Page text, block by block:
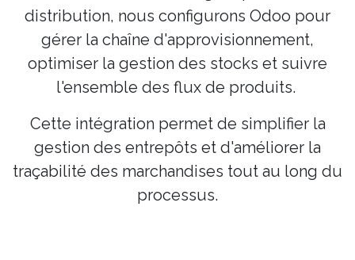
distribution, nous configurons Odoo pour
gérer la chaîne d'approvisionnement,
optimiser la gestion des stocks et suivre
l'ensemble des flux de produits.
Cette intégration permet de simplifier la
gestion des entrepôts et d'améliorer la
traçabilité des marchandises tout au long du
processus.